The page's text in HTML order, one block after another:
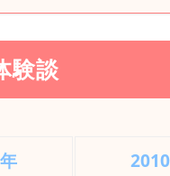
験談